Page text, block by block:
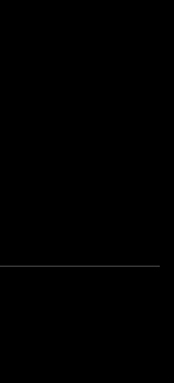
fingierten
von
mit
sind
Tips: